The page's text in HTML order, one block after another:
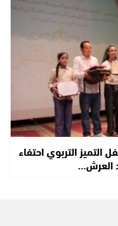
التربوي احتفاء
العرش…